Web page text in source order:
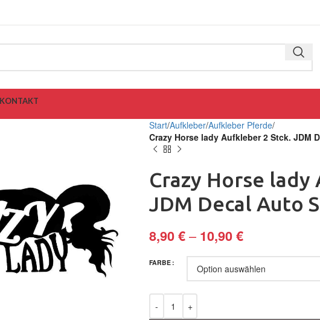
KONTAKT
Start Aufkleber Aufkleber Pferde
Crazy Horse lady Aufkleber 2 Stck. JDM
Crazy Horse
JDM Decal Auto
8,90€– 10,90€
FARBE